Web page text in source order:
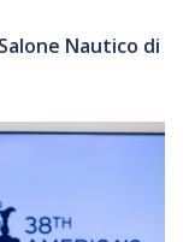
Nautico di